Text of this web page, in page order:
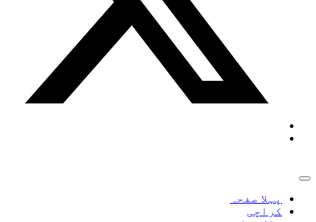
پہلا صفحہ
کراچی